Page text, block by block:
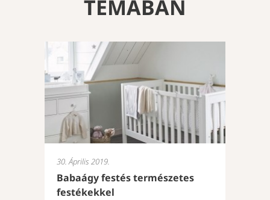
TÉMÁBAN
30. Április 2019.
Babaágy festés természetes
festékekkel